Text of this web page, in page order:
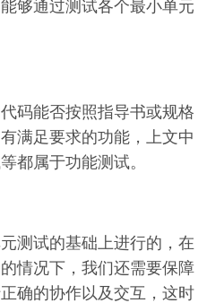
够通过测试各个最小单元
码能否按照指导书或规格
满足要求的功能，上文中
都属于功能测试。
测试的基础上进行的，在
情况下，我们还需要保障
确的协作以及交互，这时